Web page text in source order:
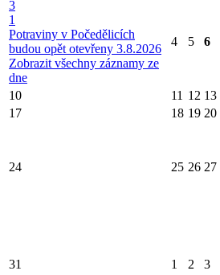
3
1
Potraviny v Počedělicích
budou opět otevřeny 3.8.2026
Zobrazit všechny záznamy ze
dne
4 5 6
10 11 12 13
17
18 19 20
24 25 26 27
31 1 2 3